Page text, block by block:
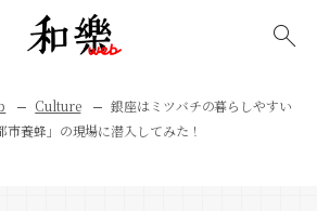
Culture
銀座はミツバチの暮らしやすい
養蜂」の現場に潜入してみた！